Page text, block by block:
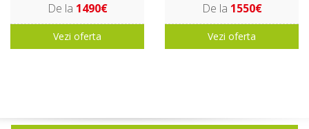
De la 1490€
Vezi oferta
De la 1550€
Vezi oferta